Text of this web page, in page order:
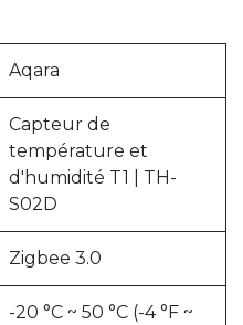
Aqara
Capteur de
température et
d'humidité T1 | TH-
S02D
Zigbee 3.0
-20 °C ~ 50 °C (-4 °F ~